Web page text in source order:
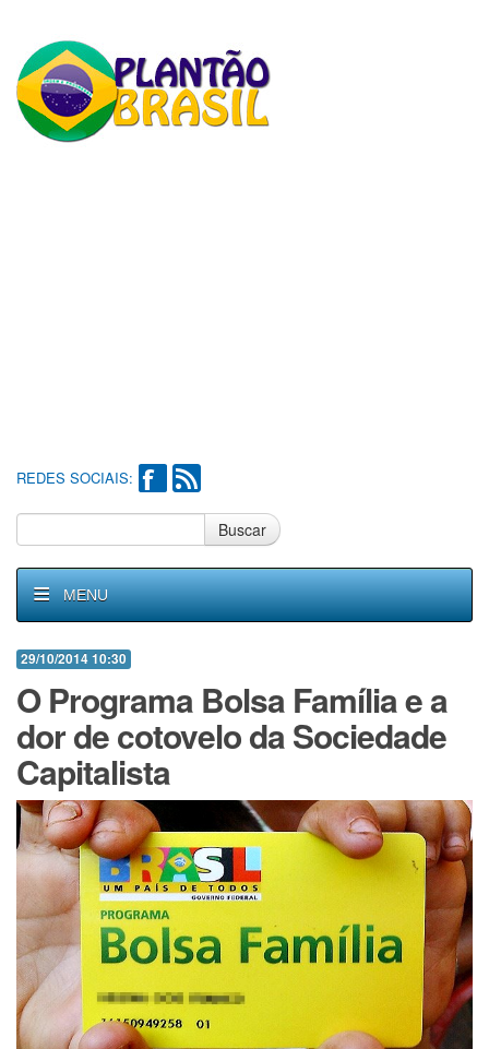
REDES SOCIAIS:
Buscar
MENU
29/10/2014 10:30
O Programa Bolsa Família e a
dor de cotovelo da Sociedade
Capitalista